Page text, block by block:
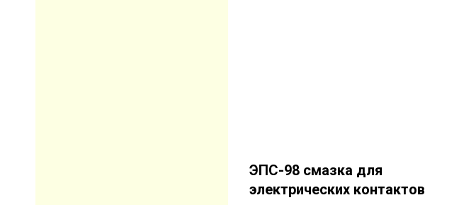
ЭПС-98 смазка для
электрических контактов